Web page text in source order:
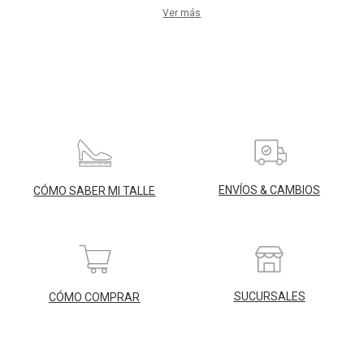
Ver más
CÓMO SABER MI TALLE ENVÍOS & CAMBIOS
CÓMO COMPRAR SUCURSALES